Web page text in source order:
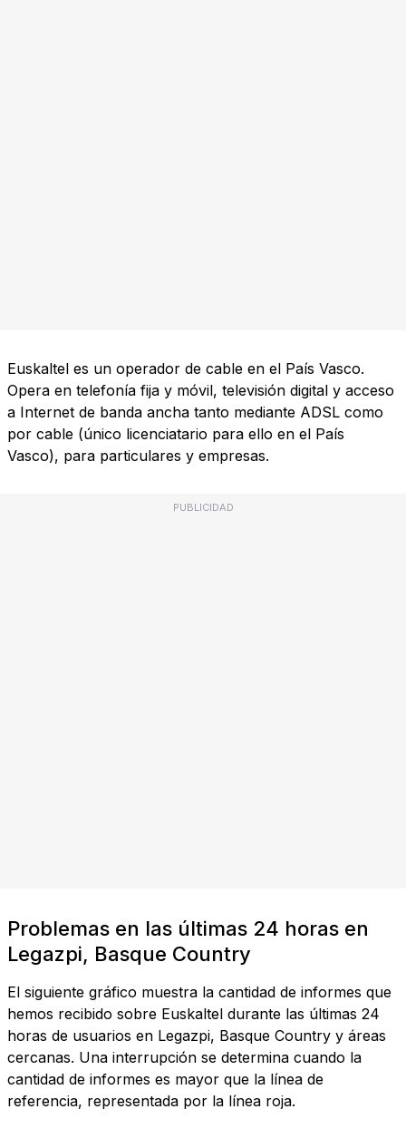
Euskaltel es un operador de cable en el País Vasco.
Opera en telefonía fija y móvil, televisión digital y acceso
a Internet de banda ancha tanto mediante ADSL como
por cable (único licenciatario para ello en el País
Vasco), para particulares y empresas.
PUBLICIDAD
Problemas en las últimas 24 horas en
Legazpi, Basque Country
El siguiente gráfico muestra la cantidad de informes que
hemos recibido sobre Euskaltel durante las últimas 24
horas de usuarios en Legazpi, Basque Country y áreas
cercanas. Una interrupción se determina cuando la
cantidad de informes es mayor que la línea de
referencia, representada por la línea roja.